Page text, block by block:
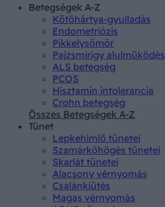
Betegségek A-Z
Kötőhártya-gyulladás
Endometriózis
Pikkelysömör
Pajzsmirigy alulműködés
ALS betegség
PCOS
Hisztamin intolerancia
Crohn betegség
Összes Betegségek A-Z
Tünet
Lepkehimlő tünetei
Szamárköhögés tünetei
Skarlát tünetei
Alacsony vérnyomás
Csalánkiütés
Magas vérnyomás